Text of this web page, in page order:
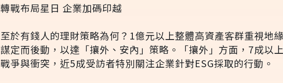
轉戰布局星日 企業加碼印越
至於有錢人的理財策略為何？1億元以上整體高資產客群重視地
謀定而後動，以達「攘外、安內」策略。「攘外」方面，7成以
戰爭與衝突，近5成受訪者特別關注企業針對ESG採取的行動。